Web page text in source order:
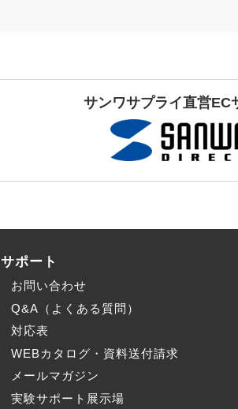
サンワサプライ直営EC
サポート
お問い合わせ
Q&A（よくある質問）
対応表
WEBカタログ・資料送付請求
メールマガジン
実験サポート展示場